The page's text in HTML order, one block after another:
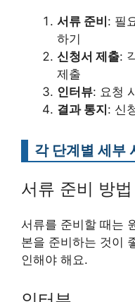
서류 준비 : 필
하기
신청서 제출:
제출
인터뷰: 요청
결과 통지 : 신
각 단계별 세부
서류 준비 방법
서류를 준비할 때는
본을 준비하는 것이
인해야 해요.